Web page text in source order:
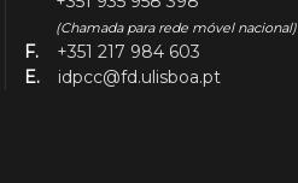
(Chamada para rede móvel nacional)
F.
+351 217 984 603
E.
idpcc@fd.ulisboa.pt